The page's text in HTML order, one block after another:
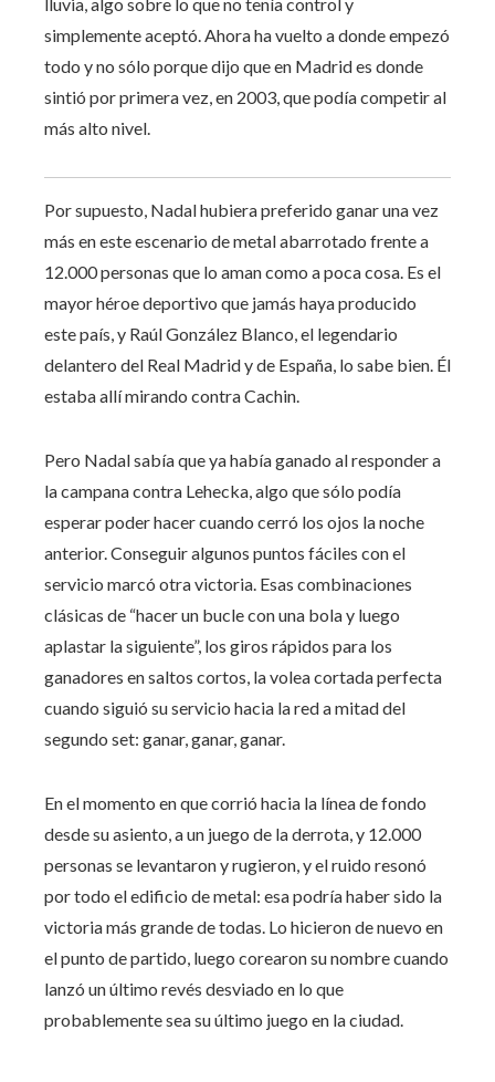
simplemente aceptó. Ahora ha vuelto a donde empezó
todo y no sólo porque dijo que en Madrid es donde
sintió por primera vez, en 2003, que podía competir al
más alto nivel.
Por supuesto, Nadal hubiera preferido ganar una vez
más en este escenario de metal abarrotado frente a
12.000 personas que lo aman como a poca cosa. Es el
mayor héroe deportivo que jamás haya producido
este país, y Raúl González Blanco, el legendario
delantero del Real Madrid y de España, lo sabe bien. Él
estaba allí mirando contra Cachin.
Pero Nadal sabía que ya había ganado al responder a
la campana contra Lehecka, algo que sólo podía
esperar poder hacer cuando cerró los ojos la noche
anterior. Conseguir algunos puntos fáciles con el
servicio marcó otra victoria. Esas combinaciones
clásicas de “hacer un bucle con una bola y luego
aplastar la siguiente”, los giros rápidos para los
ganadores en saltos cortos, la volea cortada perfecta
cuando siguió su servicio hacia la red a mitad del
segundo set: ganar, ganar, ganar.
En el momento en que corrió hacia la línea de fondo
desde su asiento, a un juego de la derrota, y 12.000
personas se levantaron y rugieron, y el ruido resonó
por todo el edificio de metal: esa podría haber sido la
victoria más grande de todas. Lo hicieron de nuevo en
el punto de partido, luego corearon su nombre cuando
lanzó un último revés desviado en lo que
probablemente sea su último juego en la ciudad.